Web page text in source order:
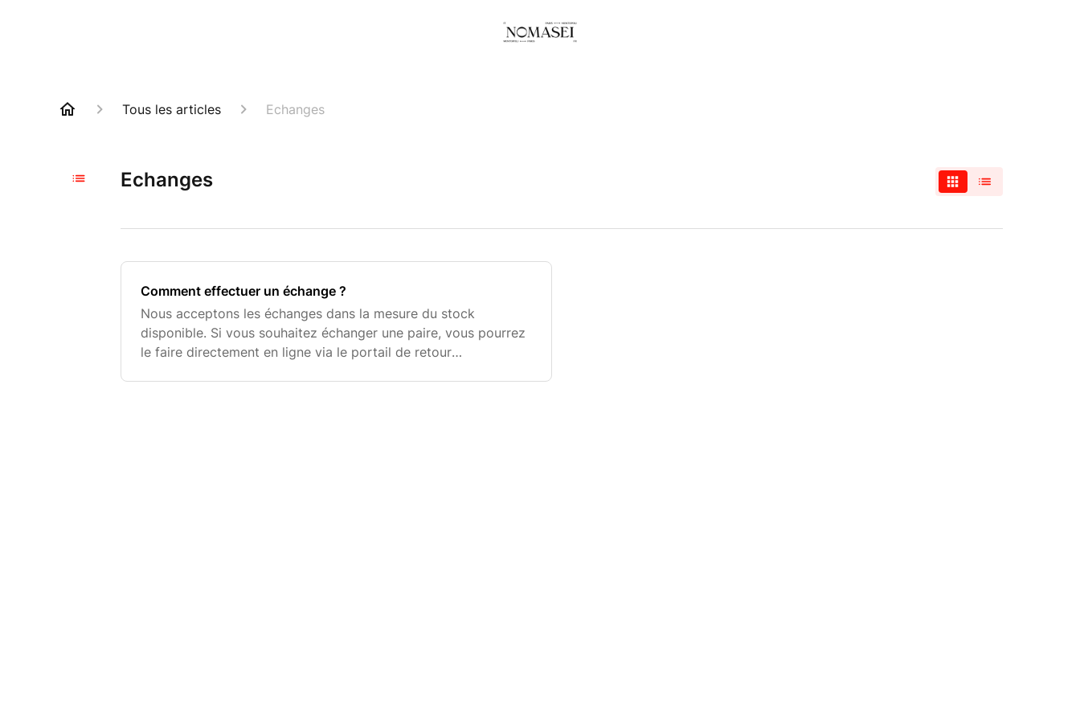
Tous les articles Echanges
Echanges
Comment effectuer un échange ?
Nous acceptons les échanges dans la mesure du stock
disponible. Si vous souhaitez échanger une paire, vous pourrez
le faire directement en ligne via le portail de retour